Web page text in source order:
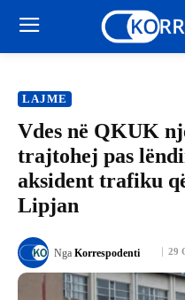
LAJME
Vdes në QKUK
trajtohej pas
aksident trafiku
Lipjan
29
Nga Korrespodenti